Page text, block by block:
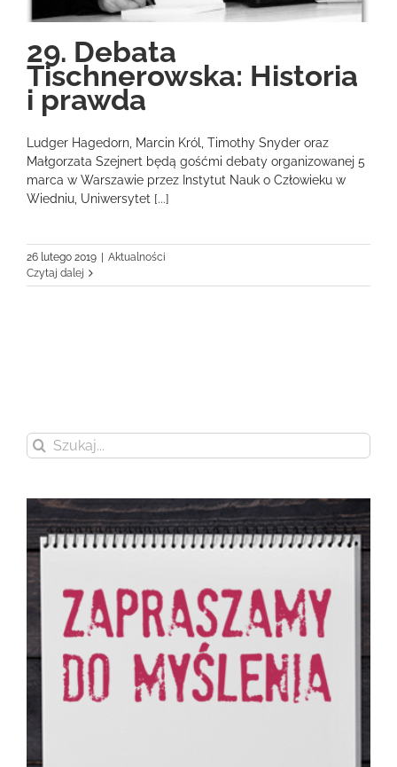
29. Debata
Tischnerowska: Historia
i prawda
Ludger Hagedorn, Marcin Król, Timothy Snyder oraz
Małgorzata Szejnert będą gośćmi debaty organizowanej 5
marca w Warszawie przez Instytut Nauk o Człowieku w
Wiedniu, Uniwersytet [...]
26 lutego 2019
Aktualności
Czytaj dalej
Szukaj